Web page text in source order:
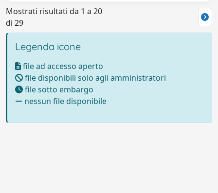
Mostrati risultati da 1 a 20
di 29
Legenda icone
file ad accesso aperto
file disponibili solo agli amministratori
file sotto embargo
nessun file disponibile